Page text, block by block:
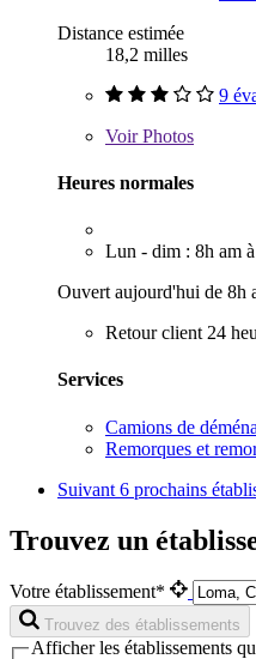
Distance estimée
18,2 milles
9
VoirPhotos
Heures normales
Lun - dim : 8h am
Ouvert aujourd'hui de 8h
Retour client 24
Services
Camions de
Remorques et
Suivant 6 prochains
Trouvez un
Votre établissement*
Trouvez des établissements
Afficher les établissements